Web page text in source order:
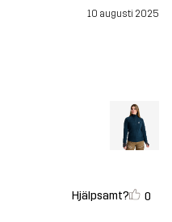
10 augusti 2025
Hjälpsamt? 0